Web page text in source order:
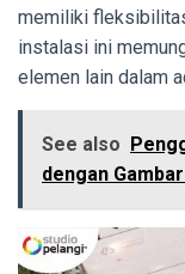
memiliki
instalasi ini
elemen lain dalam
See also
dengan